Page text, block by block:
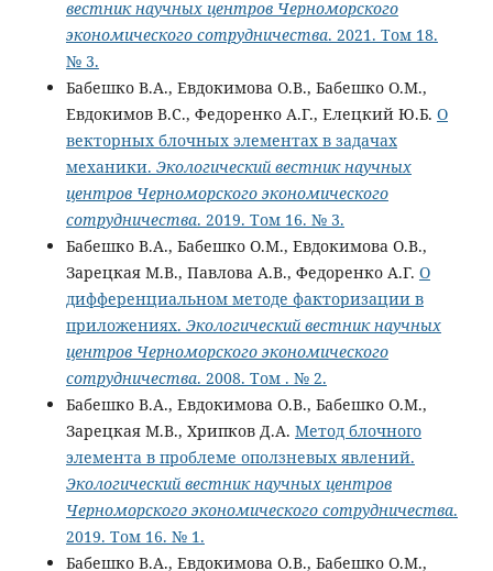
вестник научных центров Черноморского
экономического сотрудничества. 2021. Том 18.
№ 3.
Бабешко В.А., Евдокимова О.В., Бабешко О.М.,
Евдокимов В.С., Федоренко А.Г., Елецкий Ю.Б. О
векторных блочных элементах в задачах
механики. Экологический вестник научных
центров Черноморского экономического
сотрудничества. 2019. Том 16. № 3.
Бабешко В.А., Бабешко О.М., Евдокимова О.В.,
Зарецкая М.В., Павлова А.В., Федоренко А.Г. О
дифференциальном методе факторизации в
приложениях. Экологический вестник научных
центров Черноморского экономического
сотрудничества. 2008. Том . № 2.
Бабешко В.А., Евдокимова О.В., Бабешко О.М.,
Зарецкая М.В., Хрипков Д.А. Mетод блочного
элемента в проблеме оползневых явлений.
Экологический вестник научных центров
Черноморского экономического сотрудничества.
2019. Том 16. № 1.
Бабешко В.А., Евдокимова О.В., Бабешко О.М.,